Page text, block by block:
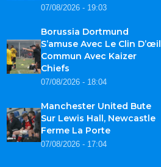
07/08/2026 - 19:03
Borussia Dortmund
S’amuse Avec Le Clin D’œil
Commun Avec Kaizer
Chiefs
07/08/2026 - 18:04
Manchester United Bute
Sur Lewis Hall, Newcastle
Ferme La Porte
07/08/2026 - 17:04